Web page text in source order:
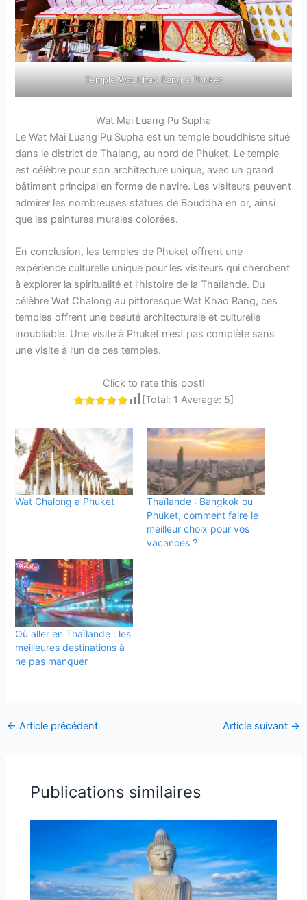
Temple Wat Khao Rang a Phuket
Wat Mai Luang Pu Supha
Le Wat Mai Luang Pu Supha est un temple bouddhiste situé
dans le district de Thalang, au nord de Phuket. Le temple
est célèbre pour son architecture unique, avec un grand
bâtiment principal en forme de navire. Les visiteurs peuvent
admirer les nombreuses statues de Bouddha en or, ainsi
que les peintures murales colorées.
En conclusion, les temples de Phuket offrent une
expérience culturelle unique pour les visiteurs qui cherchent
à explorer la spiritualité et l’histoire de la Thaïlande. Du
célèbre Wat Chalong au pittoresque Wat Khao Rang, ces
temples offrent une beauté architecturale et culturelle
inoubliable. Une visite à Phuket n’est pas complète sans
une visite à l’un de ces temples.
Click to rate this post!
[Total: 1 Average: 5]
Wat Chalong a Phuket
Thaïlande : Bangkok ou
Phuket, comment faire le
meilleur choix pour vos
vacances ?
Où aller en Thaïlande : les
meilleures destinations à
ne pas manquer
← Article précédent Article suivant →
Publications similaires